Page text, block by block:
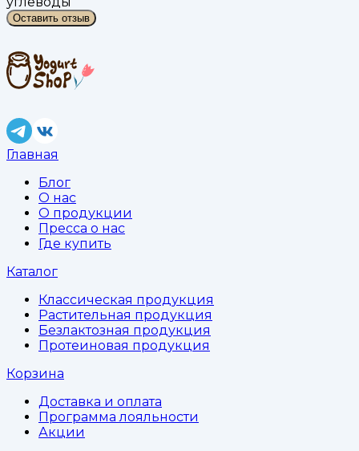
Оставить отзыв
Главная
Блог
О нас
О продукции
Пресса о нас
Где купить
Каталог
Классическая продукция
Растительная продукция
Безлактозная продукция
Протеиновая продукция
Корзина
Доставка и оплата
Программа лояльности
Акции